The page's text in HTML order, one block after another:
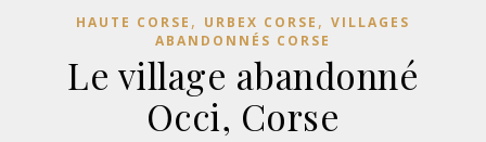
HAUTE CORSE , URBEX CORSE , VILLAGES
ABANDONNÉS CORSE
Le village abandonné
Occi, Corse